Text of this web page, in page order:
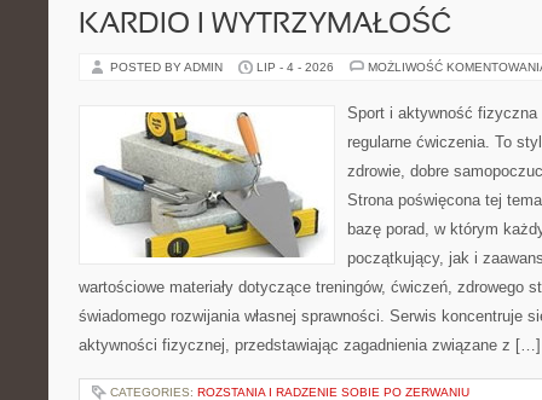
KARDIO I WYTRZYMAŁOŚĆ
POSTED BY ADMIN LIP - 4 - 2026 MOŻLIWOŚĆ
Sport i aktywność
regularne ćwiczenia. To
zdrowie, dobre
Strona poświęcona tej
bazę porad, w którym
początkujący, jak i
wartościowe materiały dotyczące treningów, ćwiczeń, zdrowego
świadomego rozwijania własnej sprawności. Serwis koncentruje
aktywności fizycznej, przedstawiając zagadnienia związane z […]
CATEGORIES: ROZSTANIA I RADZENIE SOBIE PO ZERWANIU